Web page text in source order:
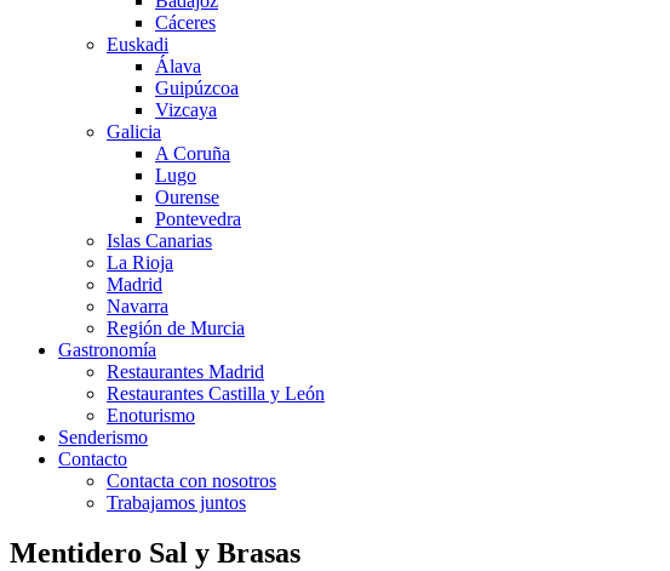
Cáceres
Euskadi
Álava
Guipúzcoa
Vizcaya
Galicia
A Coruña
Lugo
Ourense
Pontevedra
Islas Canarias
La Rioja
Madrid
Navarra
Región de Murcia
Gastronomía
Restaurantes Madrid
Restaurantes Castilla y León
Enoturismo
Senderismo
Contacto
Contacta con nosotros
Trabajamos juntos
Mentidero Sal y Brasas